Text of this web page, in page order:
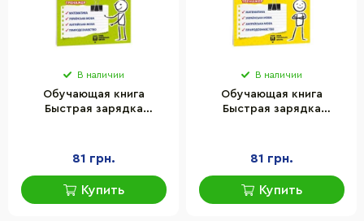
В наличии
Обучающая книга
Быстрая зарядка
81 грн.
Купить
В наличии
Обучающая книга
Быстрая зарядка
81 грн.
Купить